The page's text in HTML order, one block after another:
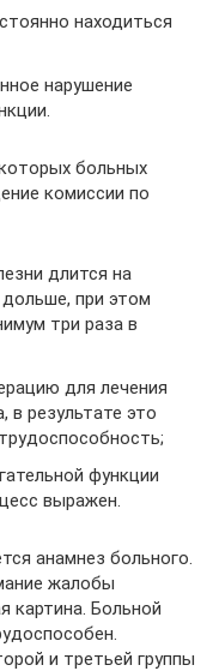
находиться
нарушение
больных
комиссии по
длится на
при этом
три раза в
для лечения
в результате это
функции
выражен.
анамнез больного.
жалобы
картина. Больной
и третьей группы